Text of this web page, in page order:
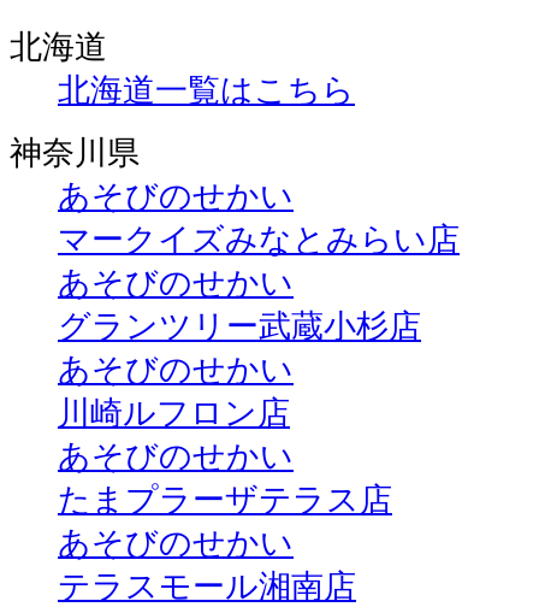
北海道
北海道一覧はこちら
神奈川県
あそびのせかい
マークイズみなとみらい店
あそびのせかい
グランツリー武蔵小杉店
あそびのせかい
川崎ルフロン店
あそびのせかい
たまプラーザテラス店
あそびのせかい
テラスモール湘南店